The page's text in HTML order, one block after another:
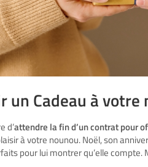
un Cadeau à votre
d’attendre la fin d’un contrat pour
à votre nounou. Noël, son
pour lui montrer qu’elle